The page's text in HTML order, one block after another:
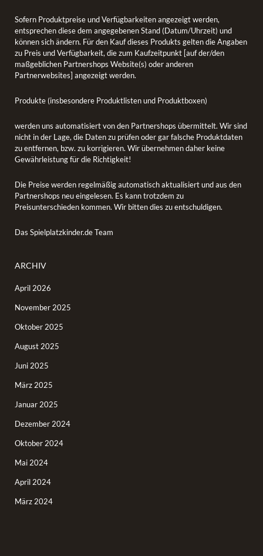
Sofern Produktpreise und Verfügbarkeiten angezeigt werden,
entsprechen diese dem angegebenen Stand (Datum/Uhrzeit) und
können sich ändern. Für den Kauf dieses Produkts gelten die Angaben
zu Preis und Verfügbarkeit, die zum Kaufzeitpunkt [auf der/den
maßgeblichen Partnershops Website(s) oder anderen
Partnerwebsites] angezeigt werden.
Produkte (insbesondere Produktlisten und Produktboxen)
werden uns automatisiert von den Partnershops übermittelt. Wir sind
nicht in der Lage, die Daten zu prüfen oder gar falsche Produktdaten
zu entfernen, bzw. zu korrigieren. Wir übernehmen daher keine
Gewährleistung für die Richtigkeit!
Die Preise werden regelmäßig automatisch aktualisiert und aus den
Partnershops neu eingelesen. Es kann trotzdem zu
Preisunterschieden kommen. Wir bitten dies zu entschuldigen.
Das Spielplatzkinder.de Team
ARCHIV
April 2026
November 2025
Oktober 2025
August 2025
Juni 2025
März 2025
Januar 2025
Dezember 2024
Oktober 2024
Mai 2024
April 2024
März 2024